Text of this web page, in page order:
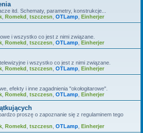
itd. Schematy, parametry, konstrukcje...
Romekd tszczesn OTLamp Einherjer
i wszystko co jest z nimi związane.
Romekd tszczesn OTLamp Einherjer
i wszystko co jest z nimi związane.
Romekd tszczesn OTLamp Einherjer
efekty i inne zagadnienia "okołogitarowe".
Romekd tszczesn OTLamp Einherjer
proszę o zapoznanie się z regulaminem tego
Romekd tszczesn OTLamp Einherjer